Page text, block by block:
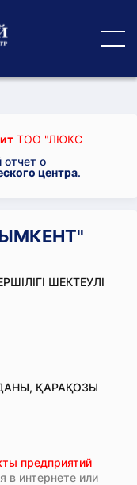
ТОО "ЛЮКС
отчет о
центра.
ШЕКТЕУЛІ
ҚАРАҚОЗЫ
предприятий
в интернете или